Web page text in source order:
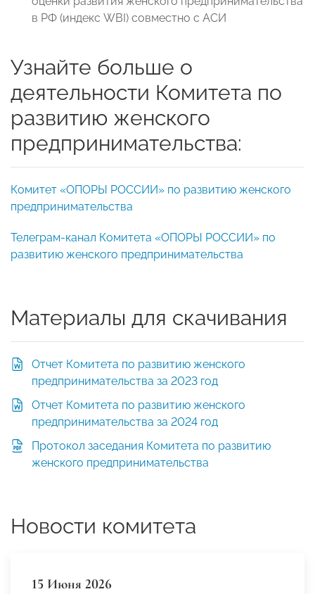
в РФ (индекс WBI) совместно с АСИ
Узнайте больше о
деятельности Комитета по
развитию женского
предпринимательства:
Комитет «ОПОРЫ РОССИИ» по развитию женского
предпринимательства
Телеграм-канал Комитета «ОПОРЫ РОССИИ» по
развитию женского предпринимательства
Материалы для скачивания
Отчет Комитета по развитию женского
предпринимательства за 2023 год
Отчет Комитета по развитию женского
предпринимательства за 2024 год
Протокол заседания Комитета по развитию
женского предпринимательства
Новости комитета
15 Июня 2026